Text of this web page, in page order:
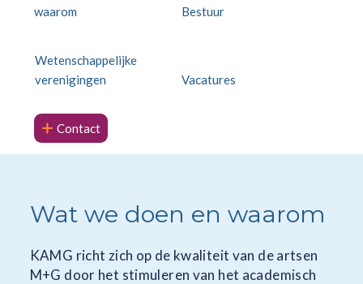
waarom
Bestuur
Wetenschappelijke
verenigingen
Vacatures
Contact
Wat we doen en waarom
KAMG richt zich op de kwaliteit van de artsen
M+G door het stimuleren van het academisch